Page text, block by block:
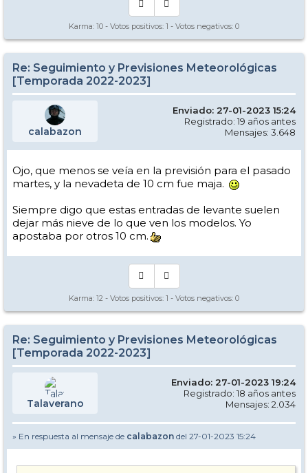
Karma: 10 - Votos positivos: 1 - Votos negativos: 0
Re: Seguimiento y Previsiones Meteorológicas
[Temporada 2022-2023]
calabazon
Enviado: 27-01-2023 15:24
Registrado: 19 años antes
Mensajes: 3.648
Ojo, que menos se veía en la previsión para el pasado
martes, y la nevadeta de 10 cm fue maja.
Siempre digo que estas entradas de levante suelen
dejar más nieve de lo que ven los modelos. Yo
apostaba por otros 10 cm.
Karma: 12 - Votos positivos: 1 - Votos negativos: 0
Re: Seguimiento y Previsiones Meteorológicas
[Temporada 2022-2023]
Talaverano
Enviado: 27-01-2023 19:24
Registrado: 18 años antes
Mensajes: 2.034
» En respuesta al mensaje de calabazon del 27-01-2023 15:24